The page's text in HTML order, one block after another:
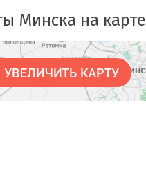
Минска на карте